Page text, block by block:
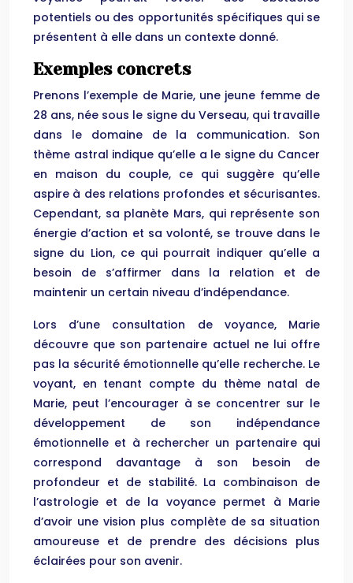
potentiels ou des opportunités spécifiques qui se
présentent à elle dans un contexte donné.
Exemples concrets
Prenons l’exemple de Marie, une jeune femme de
28 ans, née sous le signe du Verseau, qui travaille
dans le domaine de la communication. Son
thème astral indique qu’elle a le signe du Cancer
en maison du couple, ce qui suggère qu’elle
aspire à des relations profondes et sécurisantes.
Cependant, sa planète Mars, qui représente son
énergie d’action et sa volonté, se trouve dans le
signe du Lion, ce qui pourrait indiquer qu’elle a
besoin de s’affirmer dans la relation et de
maintenir un certain niveau d’indépendance.
Lors d’une consultation de voyance, Marie
découvre que son partenaire actuel ne lui offre
pas la sécurité émotionnelle qu’elle recherche. Le
voyant, en tenant compte du thème natal de
Marie, peut l’encourager à se concentrer sur le
développement de son indépendance
émotionnelle et à rechercher un partenaire qui
correspond davantage à son besoin de
profondeur et de stabilité. La combinaison de
l’astrologie et de la voyance permet à Marie
d’avoir une vision plus complète de sa situation
amoureuse et de prendre des décisions plus
éclairées pour son avenir.